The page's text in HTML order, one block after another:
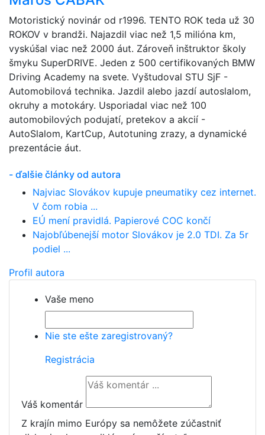
Motoristický novinár od r1996. TENTO ROK teda už 30
ROKOV v brandži. Najazdil viac než 1,5 milióna km,
vyskúšal viac než 2000 áut. Zároveň inštruktor školy
šmyku SuperDRIVE. Jeden z 500 certifikovaných BMW
Driving Academy na svete. Vyštudoval STU SjF -
Automobilová technika. Jazdil alebo jazdí autoslalom,
okruhy a motokáry. Usporiadal viac než 100
automobilových podujatí, pretekov a akcií -
AutoSlalom, KartCup, Autotuning zrazy, a dynamické
prezentácie áut.
- ďalšie články od autora
Najviac Slovákov kupuje pneumatiky cez internet.
V čom robia ...
EÚ mení pravidlá. Papierové COC končí
Najobľúbenejší motor Slovákov je 2.0 TDI. Za 5r
podiel ...
Profil autora
Vaše meno
Nie ste ešte zaregistrovaný?
Registrácia
Váš komentár
Z krajín mimo Európy sa nemôžete zúčastniť